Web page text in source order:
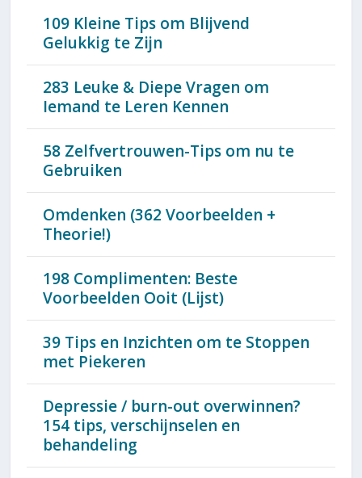
109 Kleine Tips om Blijvend
Gelukkig te Zijn
283 Leuke & Diepe Vragen om
Iemand te Leren Kennen
58 Zelfvertrouwen-Tips om nu te
Gebruiken
Omdenken (362 Voorbeelden +
Theorie!)
198 Complimenten: Beste
Voorbeelden Ooit (Lijst)
39 Tips en Inzichten om te Stoppen
met Piekeren
Depressie / burn-out overwinnen?
154 tips, verschijnselen en
behandeling